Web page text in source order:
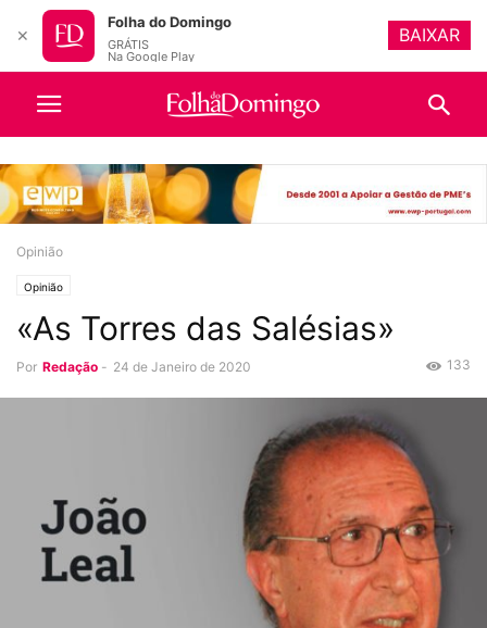
Opinião
Opinião
«As Torres das Salésias»
Por Redação - 24 de Janeiro de 2020 133
✕
Folha do Domingo
GRÁTIS
Na Google Play
BAIXAR